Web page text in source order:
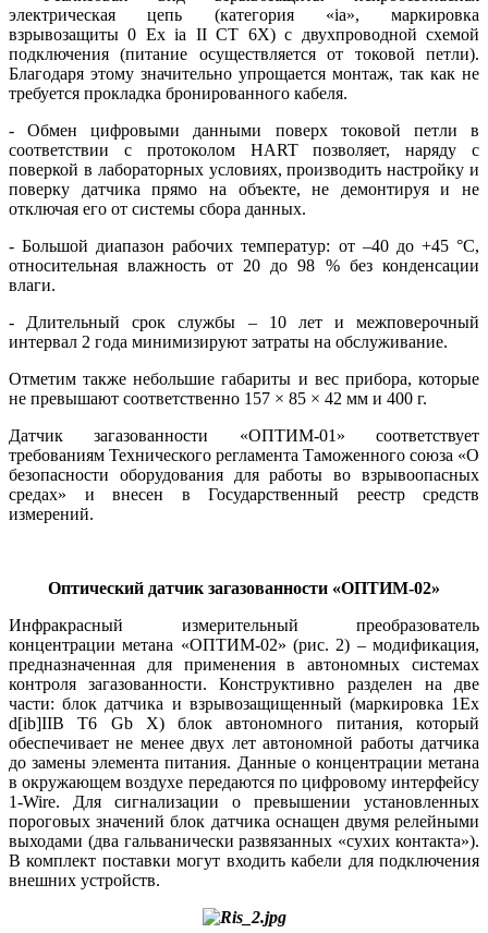
электрическая цепь (категория «ia», маркировка
взрывозащиты 0 Ex ia II CT 6X) с двухпроводной схемой
подключения (питание осуществляется от токовой петли).
Благодаря этому значительно упрощается монтаж, так как не
требуется прокладка бронированного кабеля.
- Обмен цифровыми данными поверх токовой петли в
соответствии с протоколом HART позволяет, наряду с
поверкой в лабораторных условиях, производить настройку и
поверку датчика прямо на объекте, не демонтируя и не
отключая его от системы сбора данных.
- Большой диапазон рабочих температур: от –40 до +45 °C,
относительная влажность от 20 до 98 % без конденсации
влаги.
- Длительный срок службы – 10 лет и межповерочный
интервал 2 го­да минимизируют затраты на обслуживание.
Отметим также небольшие габариты и вес прибора, которые
не превышают соответственно 157 × 85 × 42 мм и 400 г.
Датчик загазованности «ОПТИМ‑01» соответствует
требованиям Технического регламента Таможенного союза «О
безопасности оборудования для работы во взрывоопасных
средах» и внесен в Государственный реестр средств
измерений.
Оптический датчик загазованности «ОПТИМ‑02»
Инфракрасный измерительный преобразователь
концентрации метана «ОПТИМ‑02» (рис. 2) – модификация,
предназначенная для применения в автономных системах
контроля загазованности. Конструктивно разделен на две
части: блок датчика и взрывозащищенный (маркировка 1Ex
d[ib]IIB T6 Gb X) блок автономного питания, который
обеспечивает не менее двух лет автономной работы датчика
до замены элемента питания. Данные о концентрации метана
в окружающем воздухе передаются по цифровому интерфейсу
1‑Wire. Для сигнализации о превышении установленных
пороговых значений блок датчика оснащен двумя релейными
выходами (два гальванически развязанных «сухих контакта»).
В комплект поставки могут входить кабели для подключения
внешних устройств.